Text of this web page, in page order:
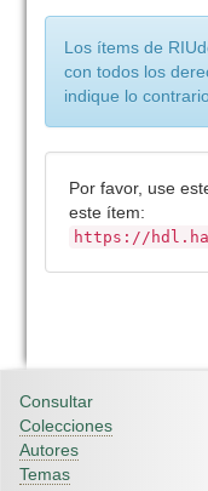
Los ítems de
con todos los
indique lo
Por favor, use
este ítem:
https://
Consultar
Colecciones
Autores
Temas